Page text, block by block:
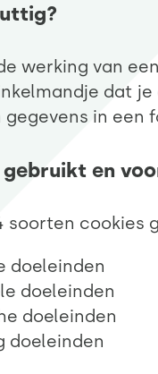
werking van
dat
in een
en
soorten cookies
doeleinden
doeleinden
doeleinden
doeleinden